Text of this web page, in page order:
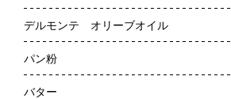
デルモンテ オリーブオイル
パン粉
バター